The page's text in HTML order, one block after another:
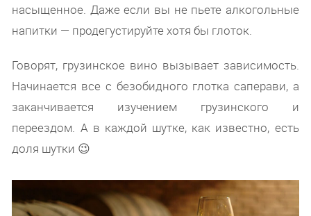
насыщенное. Даже если вы не пьете алкогольные
напитки — продегустируйте хотя бы глоток.
Говорят, грузинское вино вызывает зависимость.
Начинается все с безобидного глотка саперави, а
заканчивается изучением грузинского и
переездом. А в каждой шутке, как известно, есть
доля шутки 😉